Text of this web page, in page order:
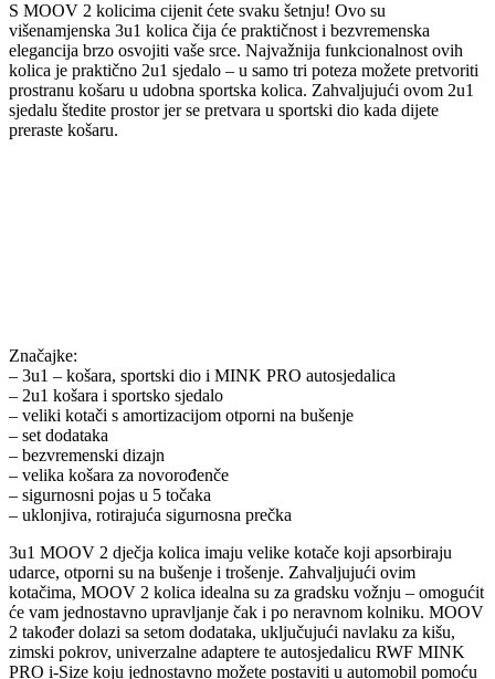
S MOOV 2 kolicima cijenit ćete svaku šetnju! Ovo su
višenamjenska 3u1 kolica čija će praktičnost i bezvremenska
elegancija brzo osvojiti vaše srce. Najvažnija funkcionalnost ovih
kolica je praktično 2u1 sjedalo – u samo tri poteza možete pretvoriti
prostranu košaru u udobna sportska kolica. Zahvaljujući ovom 2u1
sjedalu štedite prostor jer se pretvara u sportski dio kada dijete
preraste košaru.
Značajke:
– 3u1 – košara, sportski dio i MINK PRO autosjedalica
– 2u1 košara i sportsko sjedalo
– veliki kotači s amortizacijom otporni na bušenje
– set dodataka
– bezvremenski dizajn
– velika košara za novorođenče
– sigurnosni pojas u 5 točaka
– uklonjiva, rotirajuća sigurnosna prečka
3u1 MOOV 2 dječja kolica imaju velike kotače koji apsorbiraju
udarce, otporni su na bušenje i trošenje. Zahvaljujući ovim
kotačima, MOOV 2 kolica idealna su za gradsku vožnju – omogućit
će vam jednostavno upravljanje čak i po neravnom kolniku. MOOV
2 također dolazi sa setom dodataka, uključujući navlaku za kišu,
zimski pokrov, univerzalne adaptere te autosjedalicu RWF MINK
PRO i-Size koju jednostavno možete postaviti u automobil pomoću